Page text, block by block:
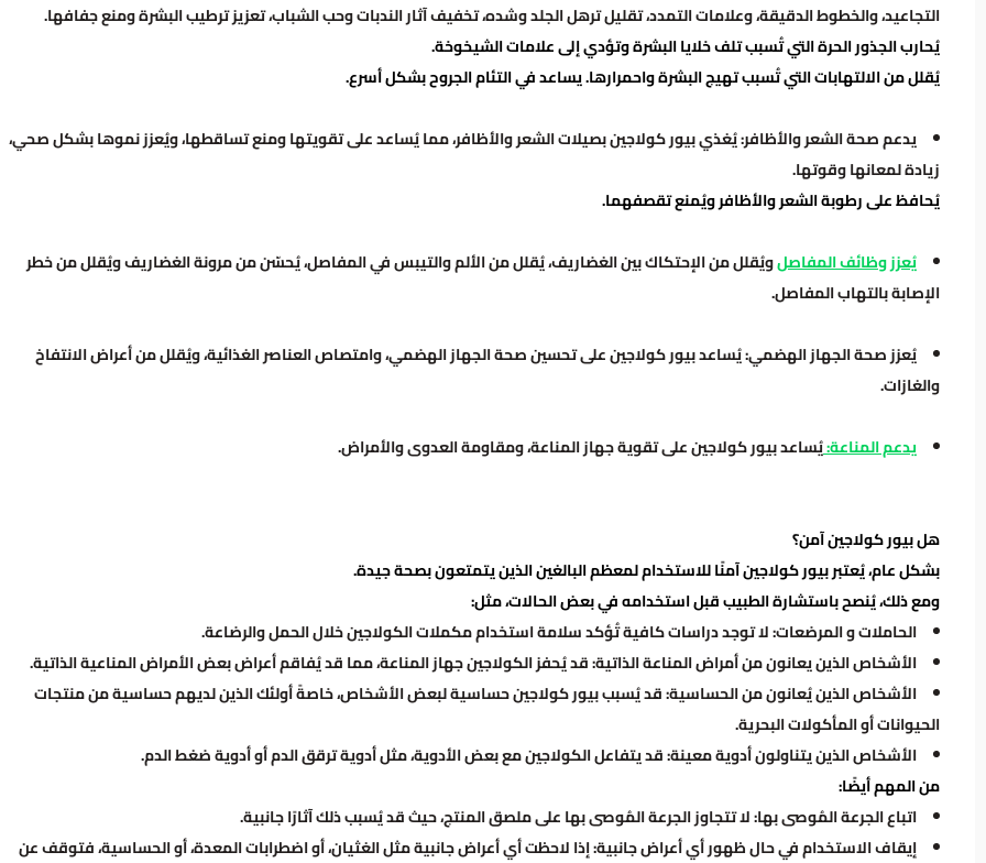
التجاعيد، والخطوط الدقيقة، وعلامات التمدد، تقليل ترهل الجلد وشده، تخفيف آثار الندبات وحب الشباب، تعزيز ترطيب البشرة ومنع جفافها.
يُحارب الجذور الحرة التي تُسبب تلف خلايا البشرة وتؤدي إلى علامات الشيخوخة.
يُقلل من الالتهابات التي تُسبب تهيج البشرة واحمرارها. يساعد في التئام الجروح بشكل أسرع.
يدعم صحة الشعر والأظافر: يُغذي بيور كولاجين بصيلات الشعر والأظافر، مما يُساعد على تقويتها ومنع تساقطها، ويُعزز نموها بشكل صحي،
زيادة لمعانها وقوتها.
يُحافظ على رطوبة الشعر والأظافر ويُمنع تقصفهما.
يُعزز وظائف المفاصلويُقلل من الإحتكاك بين الغضاريف، يُقلل من الألم والتيبس في المفاصل، يُحسّن من مرونة الغضاريف ويُقلل من خطر
الإصابة بالتهاب المفاصل.
يُعزز صحة الجهاز الهضمي: يُساعد بيور كولاجين على تحسين صحة الجهاز الهضمي، وامتصاص العناصر الغذائية، ويُقلل من أعراض الانتفاخ
والغازات.
يدعم المناعة:يُساعد بيور كولاجين على تقوية جهاز المناعة، ومقاومة العدوى والأمراض.
هل بيور كولاجين آمن؟
بشكل عام، يُعتبر بيور كولاجين آمنًا للاستخدام لمعظم البالغين الذين يتمتعون بصحة جيدة.
ومع ذلك، يُنصح باستشارة الطبيب قبل استخدامه في بعض الحالات، مثل:
الحاملات و المرضعات: لا توجد دراسات كافية تُؤكد سلامة استخدام مكملات الكولاجين خلال الحمل والرضاعة.
الأشخاص الذين يعانون من أمراض المناعة الذاتية: قد يُحفز الكولاجين جهاز المناعة، مما قد يُفاقم أعراض بعض الأمراض المناعية الذاتية.
الأشخاص الذين يُعانون من الحساسية: قد يُسبب بيور كولاجين حساسية لبعض الأشخاص، خاصةً أولئك الذين لديهم حساسية من منتجات
الحيوانات أو المأكولات البحرية.
الأشخاص الذين يتناولون أدوية معينة: قد يتفاعل الكولاجين مع بعض الأدوية، مثل أدوية ترقق الدم أو أدوية ضغط الدم.
من المهم أيضًا:
اتباع الجرعة المُوصى بها: لا تتجاوز الجرعة المُوصى بها على ملصق المنتج، حيث قد يُسبب ذلك آثارًا جانبية.
إيقاف الاستخدام في حال ظهور أي أعراض جانبية: إذا لاحظت أي أعراض جانبية مثل الغثيان، أو اضطرابات المعدة، أو الحساسية، فتوقف عن